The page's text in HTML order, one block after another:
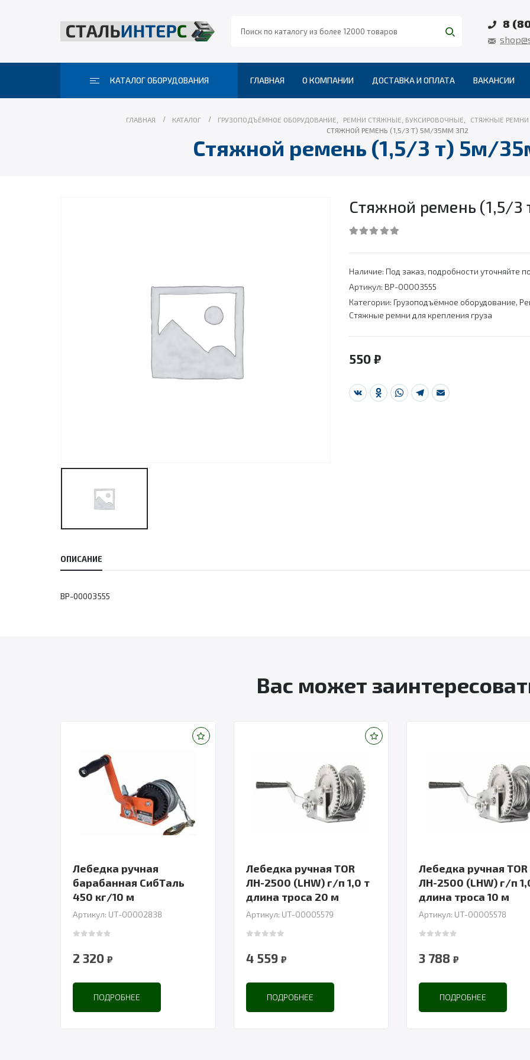
8
КАТАЛОГ ОБОРУДОВАНИЯ ГЛАВНАЯ О КОМПАНИИ ДОСТАВКА И ОПЛАТА ВАКАНСИИ
ГЛАВНАЯ КАТАЛОГ ГРУЗОПОДЪЁМНОЕ ОБОРУДОВАНИЕ РЕМНИ СТЯЖНЫЕ, БУКСИРОВОЧНЫЕ
СТЯЖНЫЕ РЕМНИ
СТЯЖНОЙ РЕМЕНЬ (1,5/3 Т) 5М/35ММ ЗП2
Стяжной ремень (1,5/3 т) 5м/
Стяжной ремень (1,5/
Наличие: Под заказ, подробности уточняйте
Артикул: BP-00003555
Категории: Грузоподъёмное оборудование,
Стяжные ремни для крепления груза
550 ₽
VK Odnoklassniki
WhatsApp
Telegram
Email
ОПИСАНИЕ
BP-00003555
Вас может
Лебедка ручная
барабанная СибТаль
450 кг/10 м
Артикул: UT-00002838
2 320 ₽
ПОДРОБНЕЕ
Лебедка ручная TOR
ЛН-2500 (LHW) г/п 1,0 т
длина троса 20 м
Артикул: UT-00005579
4 559 ₽
ПОДРОБНЕЕ
Лебедка ручная TOR
ЛН-2500 (LHW) г/п
длина троса 10 м
Артикул: UT-00005578
3 788 ₽
ПОДРОБНЕЕ